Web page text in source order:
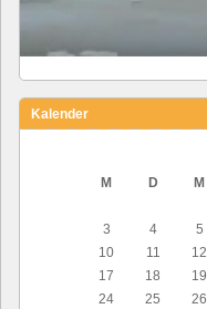
Kalender
M
D M
3
4 5
10
11 12
17
18 19
24
25 26